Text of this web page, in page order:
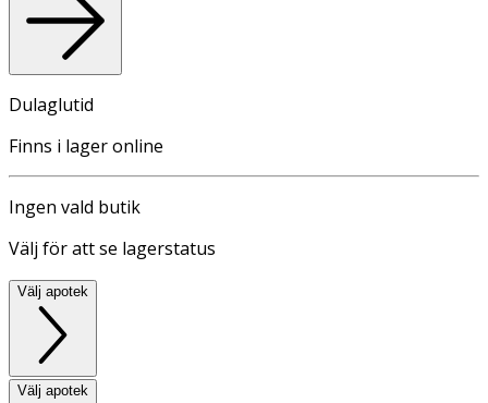
Dulaglutid
Finns i lager online
Ingen vald butik
Välj för att se lagerstatus
Välj apotek
Välj apotek